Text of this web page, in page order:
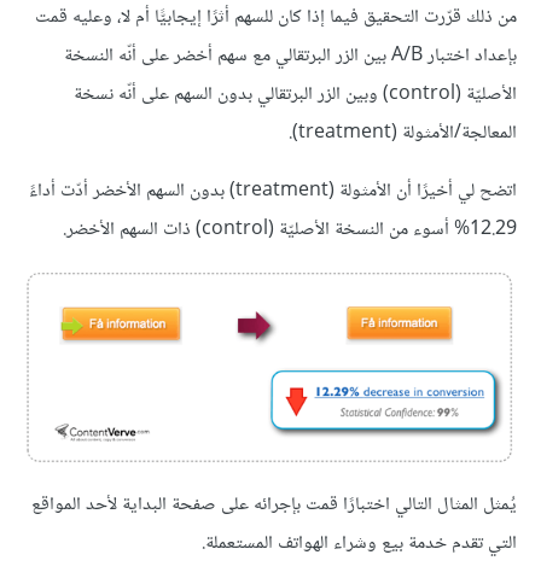
من ذلك قرّرت التحقيق فيما إذا كان للسهم أثرًا إيجابيًّا أم لا، وعليه قمت
بإعداد اختبار A/B بين الزر البرتقالي مع سهم أخضر على أنّه النسخة
الأصليّة (control) وبين الزر البرتقالي بدون السهم على أنّه نسخة
المعالجة/الأمثولة (treatment).
اتضح لي أخيرًا أن الأمثولة (treatment) بدون السهم الأخضر أدّت أداءً
12.29% أسوء من النسخة الأصليّة (control) ذات السهم الأخضر.
يُمثل المثال التالي اختبارًا قمت بإجرائه على صفحة البداية لأحد المواقع
التي تقدم خدمة بيع وشراء الهواتف المستعملة.